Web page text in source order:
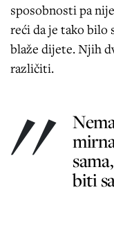
sposobnosti pa
reći da je tako bilo
blaže dijete. Njih
različiti.
Nemam životnog partnera i
biti